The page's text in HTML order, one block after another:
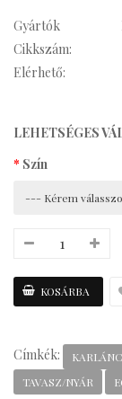
Gyártók
Cikkszám:
Elérhető:
LEHETSÉGES
Szín
Címkék: KARLÁNC
TAVASZ/NYÁR